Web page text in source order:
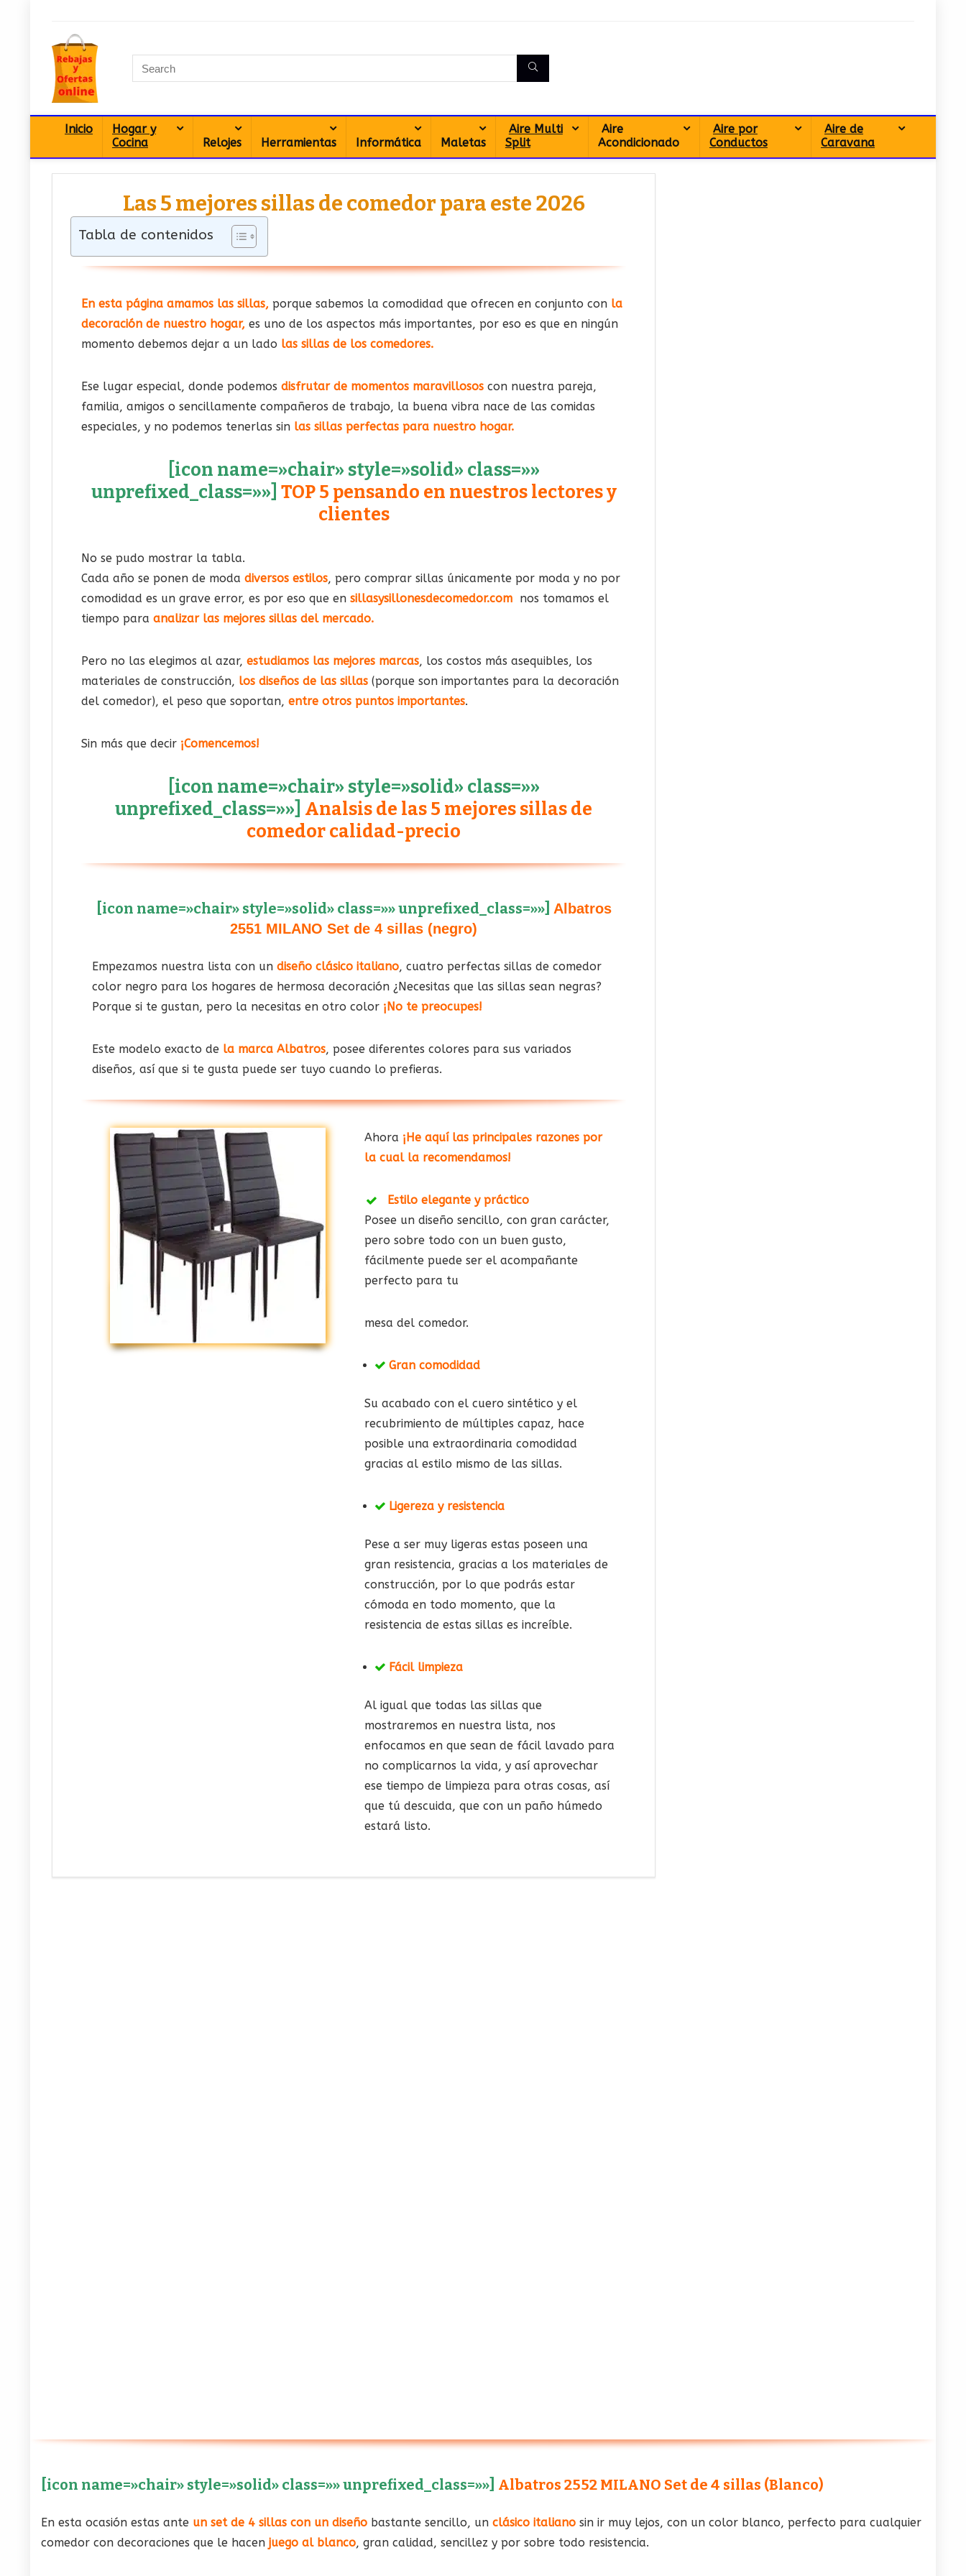
Inicio
Hogar y
Cocina
Relojes Herramientas Informática Maletas
Aire Multi
Split
Aire
Acondicionado
Aire por
Conductos
Aire de
Caravana
Las 5 mejores sillas de comedor para este 2026
Tabla de contenidos
En esta página amamos las sillas, porque sabemos la comodidad que ofrecen en conjunto con la
decoración de nuestro hogar, es uno de los aspectos más importantes, por eso es que en ningún
momento debemos dejar a un lado las sillas de los comedores.
Ese lugar especial, donde podemos disfrutar de momentos maravillosos con nuestra pareja,
familia, amigos o sencillamente compañeros de trabajo, la buena vibra nace de las comidas
especiales, y no podemos tenerlas sin las sillas perfectas para nuestro hogar.
[icon name=»chair» style=»solid» class=»»
unprefixed_class=»»] TOP 5 pensando en nuestros lectores y
clientes
No se pudo mostrar la tabla.
Cada año se ponen de moda diversos estilos, pero comprar sillas únicamente por moda y no por
comodidad es un grave error, es por eso que en sillasysillonesdecomedor.com nos tomamos el
tiempo para analizar las mejores sillas del mercado.
Pero no las elegimos al azar, estudiamos las mejores marcas, los costos más asequibles, los
materiales de construcción, los diseños de las sillas (porque son importantes para la decoración
del comedor), el peso que soportan, entre otros puntos importantes.
Sin más que decir ¡Comencemos!
[icon name=»chair» style=»solid» class=»»
unprefixed_class=»»] Analsis de las 5 mejores sillas de
comedor calidad-precio
[icon name=»chair» style=»solid» class=»» unprefixed_class=»»] Albatros
2551 MILANO Set de 4 sillas (negro)
Empezamos nuestra lista con un diseño clásico italiano, cuatro perfectas sillas de comedor
color negro para los hogares de hermosa decoración ¿Necesitas que las sillas sean negras?
Porque si te gustan, pero la necesitas en otro color ¡No te preocupes!
Este modelo exacto de la marca Albatros, posee diferentes colores para sus variados
diseños, así que si te gusta puede ser tuyo cuando lo prefieras.
Ahora ¡He aquí las principales razones por
la cual la recomendamos!
Estilo elegante y práctico
Posee un diseño sencillo, con gran carácter,
pero sobre todo con un buen gusto,
fácilmente puede ser el acompañante
perfecto para tu
mesa del comedor.
Gran comodidad
Su acabado con el cuero sintético y el
recubrimiento de múltiples capaz, hace
posible una extraordinaria comodidad
gracias al estilo mismo de las sillas.
Ligereza y resistencia
Pese a ser muy ligeras estas poseen una
gran resistencia, gracias a los materiales de
construcción, por lo que podrás estar
cómoda en todo momento, que la
resistencia de estas sillas es increíble.
Fácil limpieza
Al igual que todas las sillas que
mostraremos en nuestra lista, nos
enfocamos en que sean de fácil lavado para
no complicarnos la vida, y así aprovechar
ese tiempo de limpieza para otras cosas, así
que tú descuida, que con un paño húmedo
estará listo.
[icon name=»chair» style=»solid» class=»» unprefixed_class=»»] Albatros 2552 MILANO Set de 4 sillas (Blanco)
En esta ocasión estas ante un set de 4 sillas con un diseño bastante sencillo, un clásico italiano sin ir muy lejos, con un color blanco, perfecto para cualquier
comedor con decoraciones que le hacen juego al blanco, gran calidad, sencillez y por sobre todo resistencia.